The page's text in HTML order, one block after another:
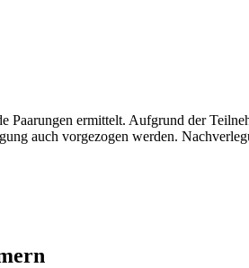
ermittelt. Aufgrund der
auch vorgezogen werden.